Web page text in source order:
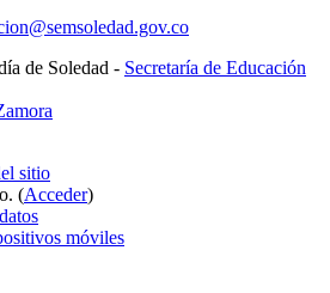
de Soledad - Secretaría de Educación
sitio
(Acceder)
móviles